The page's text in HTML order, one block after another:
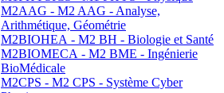
M2AAG - M2 AAG - Analyse,
Arithmétique, Géométrie
M2BIOHEA - M2 BH - Biologie et Santé
M2BIOMECA - M2 BME - Ingénierie
BioMédicale
M2CPS - M2 CPS - Système Cyber